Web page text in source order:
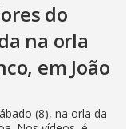
do
na orla
em João
(8), na orla da